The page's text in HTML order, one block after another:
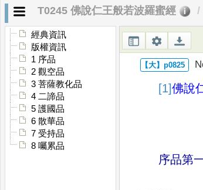
T0245 佛說仁王般若波羅蜜經
經典資訊
版權資訊
1 序品
2 觀空品
3 菩薩教化品
4 二諦品
5 護國品
6 散華品
7 受持品
8 囑累品
[1]佛說
序品第